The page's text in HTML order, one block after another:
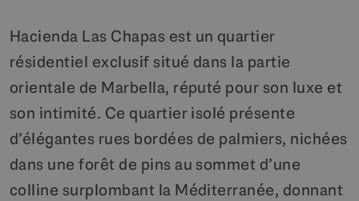
Hacienda Las Chapas est un quartier
résidentiel exclusif situé dans la partie
orientale de Marbella, réputé pour son luxe et
son intimité. Ce quartier isolé présente
d’élégantes rues bordées de palmiers, nichées
dans une forêt de pins au sommet d’une
colline surplombant la Méditerranée, donnant